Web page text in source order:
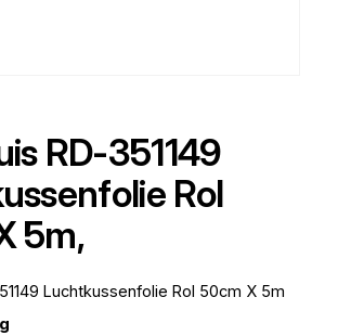
RD-351149
Rol
5m,
Luchtkussenfolie Rol 50cm X 5m